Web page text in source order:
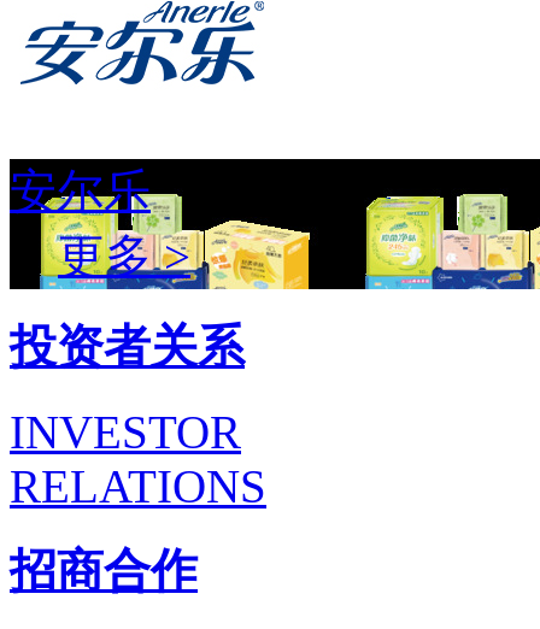
安尔乐
更多 >
投资者关系
INVESTOR
RELATIONS
招商合作